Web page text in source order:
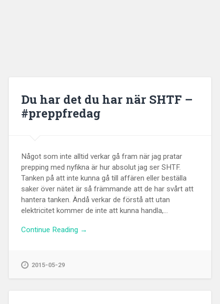
Du har det du har när SHTF –
#preppfredag
Något som inte alltid verkar gå fram när jag pratar
prepping med nyfikna är hur absolut jag ser SHTF.
Tanken på att inte kunna gå till affären eller beställa
saker över nätet är så främmande att de har svårt att
hantera tanken. Ändå verkar de förstå att utan
elektricitet kommer de inte att kunna handla,...
Continue Reading →
2015-05-29